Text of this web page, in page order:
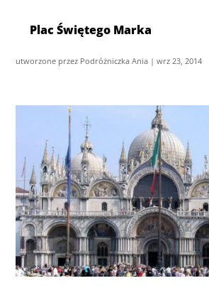
Plac Świętego Marka
utworzone przez Podróżniczka Ania |wrz 23, 2014